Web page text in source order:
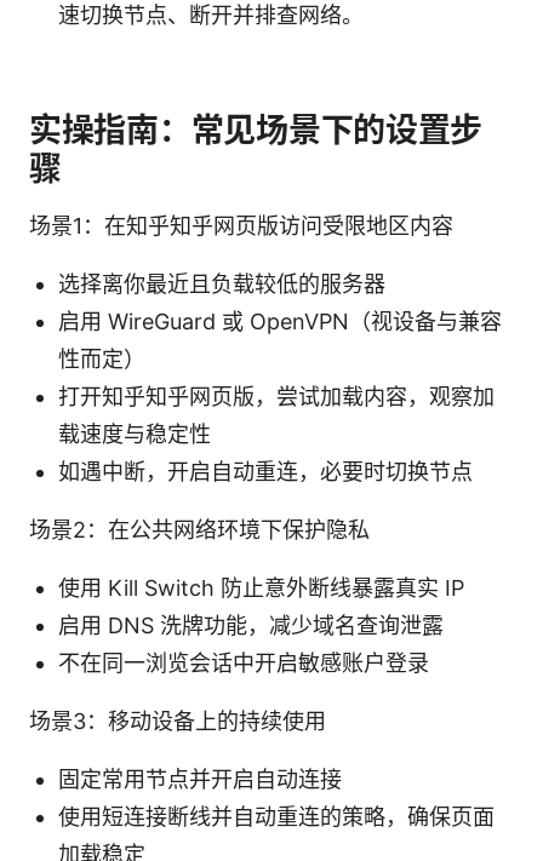
速切换节点、断开并排查网络。
实操指南：常见场景下的设置步
骤
场景1：在知乎知乎网页版访问受限地区内容
选择离你最近且负载较低的服务器
启用 WireGuard 或 OpenVPN（视设备与兼容
性而定）
打开知乎知乎网页版，尝试加载内容，观察加
载速度与稳定性
如遇中断，开启自动重连，必要时切换节点
场景2：在公共网络环境下保护隐私
使用 Kill Switch 防止意外断线暴露真实 IP
启用 DNS 洗牌功能，减少域名查询泄露
不在同一浏览会话中开启敏感账户登录
场景3：移动设备上的持续使用
固定常用节点并开启自动连接
使用短连接断线并自动重连的策略，确保页面
加载稳定